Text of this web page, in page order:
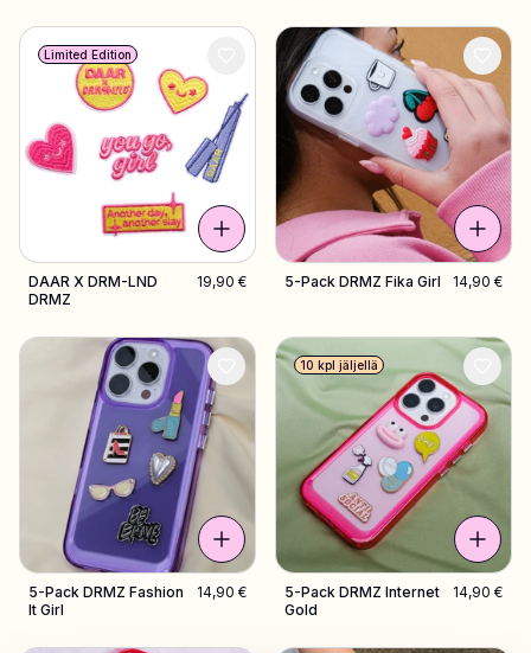
DAAR X DRM-LND
DRMZ
19,90 €
Limited Edition
5-Pack DRMZ Fika Girl 14,90 €
5-Pack DRMZ Fashion
It Girl
14,90 €
5-Pack DRMZ Internet
Gold
14,90 €
10 kpl jäljellä